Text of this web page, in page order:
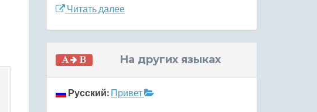
Читать далее
На других языках
Русский: Привет